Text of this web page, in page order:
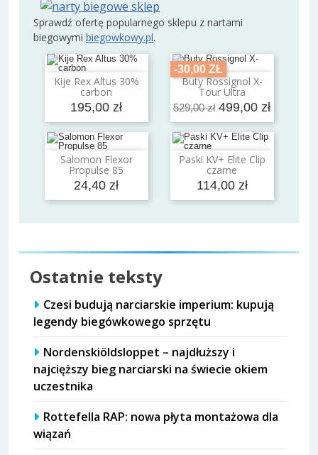
Sprawdź ofertę popularnego sklepu z nartami
biegowymi biegowkowy.pl.
Kije Rex Altus 30%
carbon
195,00 zł
Dodaj do koszyka
-30,00 ZŁ
Buty Rossignol X-
Tour Ultra
529,00 zł 499,00 zł
Dodaj do koszyka
Salomon Flexor
Propulse 85
24,40 zł
Dodaj do koszyka Paski KV+ Elite Clip
czarne
114,00 zł
Dodaj do koszyka
Ostatnie teksty
Czesi budują narciarskie imperium: kupują
legendy biegówkowego sprzętu
Nordenskiöldsloppet – najdłuższy i
najcięższy bieg narciarski na świecie okiem
uczestnika
Rottefella RAP: nowa płyta montażowa dla
wiązań